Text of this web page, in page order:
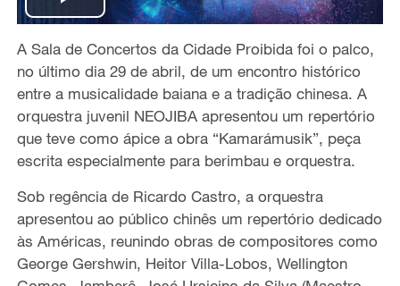
P
l
a
y
i
d
A Sala de Concertos da Cidade Proibida foi o palco,
no último dia 29 de abril, de um encontro histórico
entre a musicalidade baiana e a tradição chinesa. A
orquestra juvenil NEOJIBA apresentou um repertório
que teve como ápice a obra “Kamarámusik”, peça
escrita especialmente para berimbau e orquestra.
Sob regência de Ricardo Castro, a orquestra
apresentou ao público chinês um repertório dedicado
às Américas, reunindo obras de compositores como
George Gershwin, Heitor Villa-Lobos, Wellington